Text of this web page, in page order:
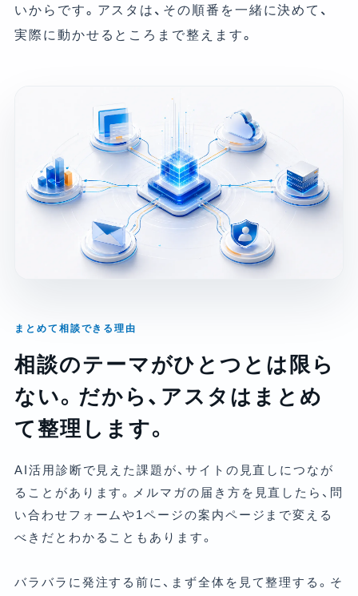
いからです。アスタは、その順番を一緒に決めて、
実際に動かせるところまで整えます。
まとめて相談できる理由
相談のテーマがひとつとは限ら
ない。だから、アスタはまとめ
て整理します。
AI活用診断で見えた課題が、サイトの見直しにつなが
ることがあります。メルマガの届き方を見直したら、問
い合わせフォームや1ページの案内ページまで変える
べきだとわかることもあります。
バラバラに発注する前に、まず全体を見て整理する。そ